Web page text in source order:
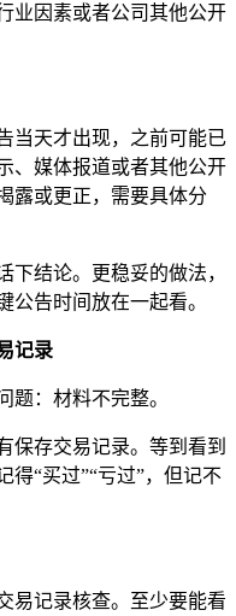
业因素或者公司其他公开
当天才出现，之前可能已
、媒体报道或者其他公开
露或更正，需要具体分
下结论。更稳妥的做法，
公告时间放在一起看。
记录
题：材料不完整。
保存交易记录。等到看到
得“买过”“亏过”，但记不
易记录核查。至少要能看